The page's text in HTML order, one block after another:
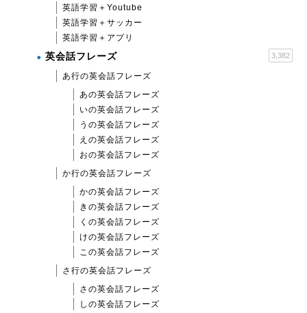
英語学習＋Youtube
英語学習＋サッカー
英語学習＋アプリ
英会話フレーズ 3,382
あ行の英会話フレーズ
あの英会話フレーズ
いの英会話フレーズ
うの英会話フレーズ
えの英会話フレーズ
おの英会話フレーズ
か行の英会話フレーズ
かの英会話フレーズ
きの英会話フレーズ
くの英会話フレーズ
けの英会話フレーズ
この英会話フレーズ
さ行の英会話フレーズ
さの英会話フレーズ
しの英会話フレーズ